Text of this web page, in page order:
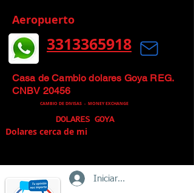
Aeropuerto
Mas que un Cambio de Divisas, un
Cambio Inteligente
3313365918
Casa de Cambio dolares Goya REG.
CNBV 20456
CAMBIO DE DIVISAS - MONEY EXCHANGE
DOLARES GOYA
Dolares cerca de mi
Iniciar sesión